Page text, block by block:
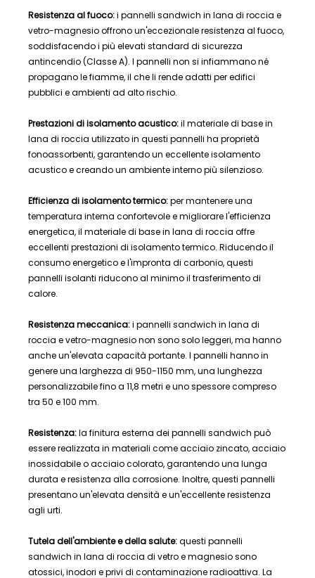
Resistenza al fuoco:i pannelli sandwich in lana di roccia e
vetro-magnesio offrono un'eccezionale resistenza al fuoco,
soddisfacendo i più elevati standard di sicurezza
antincendio (Classe A). I ​​pannelli non si infiammano né
propagano le fiamme, il che li rende adatti per edifici
pubblici e ambienti ad alto rischio.
Prestazioni di isolamento acustico:il materiale di base in
lana di roccia utilizzato in questi pannelli ha proprietà
fonoassorbenti, garantendo un eccellente isolamento
acustico e creando un ambiente interno più silenzioso.
Efficienza di isolamento termico:per mantenere una
temperatura interna confortevole e migliorare l'efficienza
energetica, il materiale di base in lana di roccia offre
eccellenti prestazioni di isolamento termico. Riducendo il
consumo energetico e l'impronta di carbonio, questi
pannelli isolanti riducono al minimo il trasferimento di
calore.
Resistenza meccanica:i pannelli sandwich in lana di
roccia e vetro-magnesio non sono solo leggeri, ma hanno
anche un'elevata capacità portante. I pannelli hanno in
genere una larghezza di 950-1150 mm, una lunghezza
personalizzabile fino a 11,8 metri e uno spessore compreso
tra 50 e 100 mm.
Resistenza:la finitura esterna dei pannelli sandwich può
essere realizzata in materiali come acciaio zincato, acciaio
inossidabile o acciaio colorato, garantendo una lunga
durata e resistenza alla corrosione. Inoltre, questi pannelli
presentano un'elevata densità e un'eccellente resistenza
agli urti.
Tutela dell'ambiente e della salute:questi pannelli
sandwich in lana di roccia di vetro e magnesio sono
atossici, inodori e privi di contaminazione radioattiva. La